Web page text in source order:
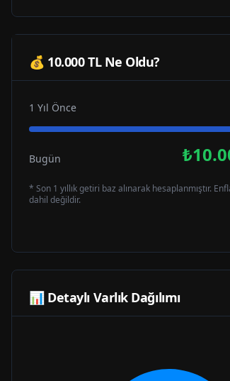
💰 10.000 TL Ne Oldu?
1 Yıl Önce
Bugün
* Son 1 yıllık getiri baz alınarak hesaplanmıştır.
dahil değildir.
📊 Detaylı Varlık Dağılımı